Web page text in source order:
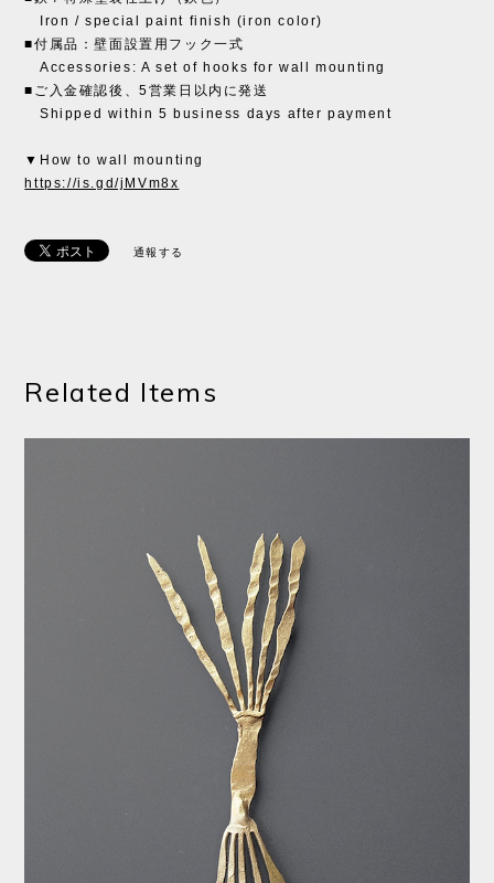
Iron / special paint finish (iron color)
■付属品：壁面設置用フック一式
Accessories: A set of hooks for wall mounting
■ご入金確認後、5営業日以内に発送
Shipped within 5 business days after payment
▼How to wall mounting
https://is.gd/jMVm8x
通報する
Related Items